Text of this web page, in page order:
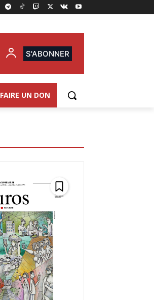
S'ABONNER
FAIRE UN DON